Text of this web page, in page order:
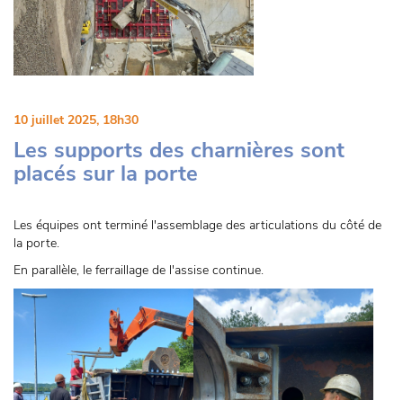
10 juillet 2025, 18h30
Les supports des charnières sont
placés sur la porte
Les équipes ont terminé l'assemblage des articulations du côté de
la porte.
En parallèle, le ferraillage de l'assise continue.